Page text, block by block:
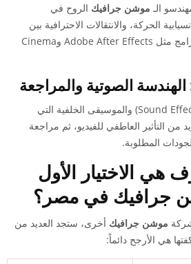
الـ موشن جرافيك الروح في
الحركة، والانتقالات الاحترافية بين
المشاهد باستخدام أحدث البرامج مثل Adobe After Effects وCinema
الصوتية والمراجعة
إضافة المؤثرات الصوتية (Sound Effects) والموسيقى الخلفية التي
من التأثير العاطفي للفيديو، ثم مراجعة
المطلوبة.
هي الاختيار الأول
جرافيك في مصر؟
موشن جرافيك أخرى، ستجد العديد من
هي الأرجح دائماً: